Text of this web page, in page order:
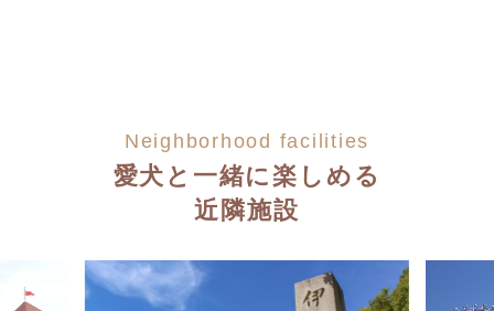
Neighborhood facilities
愛犬と一緒に楽しめる
近隣施設